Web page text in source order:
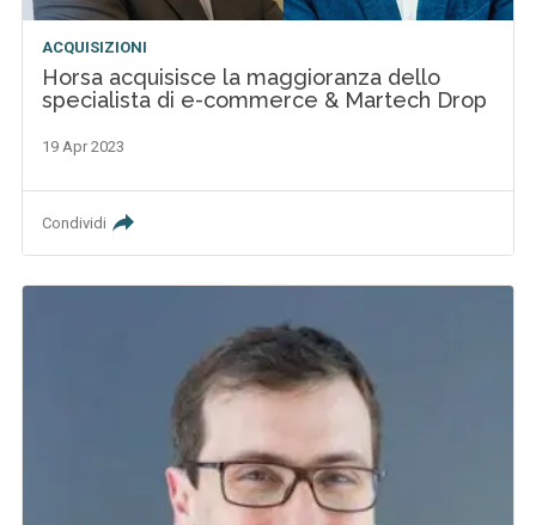
ACQUISIZIONI
Horsa acquisisce la maggioranza dello
specialista di e-commerce & Martech Drop
19 Apr 2023
Condividi